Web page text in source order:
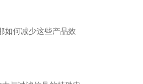
如何减少这些产品效